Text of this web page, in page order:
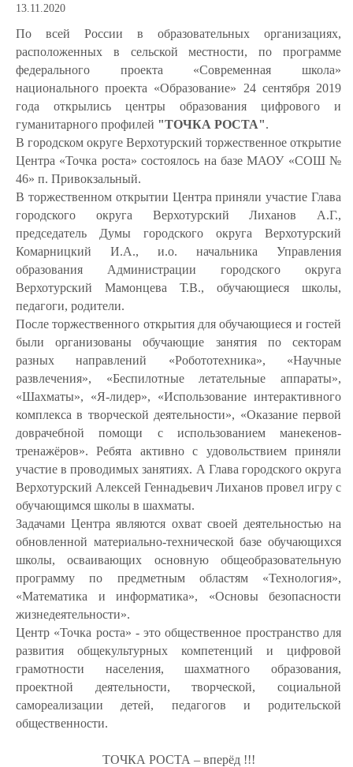
13.11.2020
По всей России в образовательных организациях,
расположенных в сельской местности, по программе
федерального проекта «Современная школа»
национального проекта «Образование» 24 сентября 2019
года открылись центры образования цифрового и
гуманитарного профилей "ТОЧКА РОСТА".
В городском округе Верхотурский торжественное открытие
Центра «Точка роста» состоялось на базе МАОУ «СОШ №
46» п. Привокзальный.
В торжественном открытии Центра приняли участие Глава
городского округа Верхотурский Лиханов А.Г.,
председатель Думы городского округа Верхотурский
Комарницкий И.А., и.о. начальника Управления
образования Администрации городского округа
Верхотурский Мамонцева Т.В., обучающиеся школы,
педагоги, родители.
После торжественного открытия для обучающиеся и гостей
были организованы обучающие занятия по секторам
разных направлений «Робототехника», «Научные
развлечения», «Беспилотные летательные аппараты»,
«Шахматы», «Я-лидер», «Использование интерактивного
комплекса в творческой деятельности», «Оказание первой
доврачебной помощи с использованием манекенов-
тренажёров». Ребята активно с удовольствием приняли
участие в проводимых занятиях. А Глава городского округа
Верхотурский Алексей Геннадьевич Лиханов провел игру с
обучающимся школы в шахматы.
Задачами Центра являются охват своей деятельностью на
обновленной материально-технической базе обучающихся
школы, осваивающих основную общеобразовательную
программу по предметным областям «Технология»,
«Математика и информатика», «Основы безопасности
жизнедеятельности».
Центр «Точка роста» - это общественное пространство для
развития общекультурных компетенций и цифровой
грамотности населения, шахматного образования,
проектной деятельности, творческой, социальной
самореализации детей, педагогов и родительской
общественности.
ТОЧКА РОСТА – вперёд !!!